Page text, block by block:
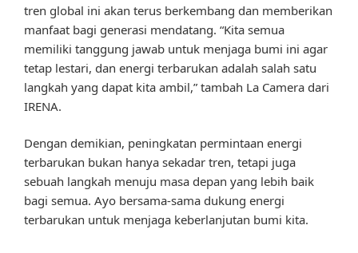
tren global ini akan terus berkembang dan memberikan
manfaat bagi generasi mendatang. “Kita semua
memiliki tanggung jawab untuk menjaga bumi ini agar
tetap lestari, dan energi terbarukan adalah salah satu
langkah yang dapat kita ambil,” tambah La Camera dari
IRENA.
Dengan demikian, peningkatan permintaan energi
terbarukan bukan hanya sekadar tren, tetapi juga
sebuah langkah menuju masa depan yang lebih baik
bagi semua. Ayo bersama-sama dukung energi
terbarukan untuk menjaga keberlanjutan bumi kita.